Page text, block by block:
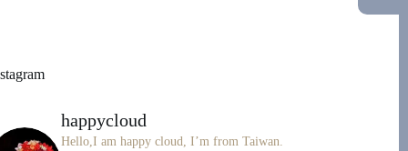
happycloud
Hello,I am happy cloud, I’m from Taiwan.